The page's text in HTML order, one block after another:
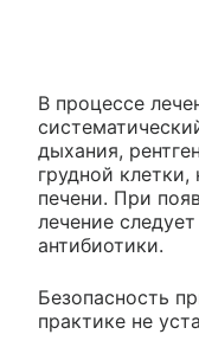
В процессе
дыхания,
грудной
печени. При
лечение
антибиотики.
Безопасность
практике не